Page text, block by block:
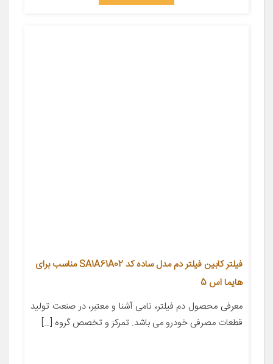
فیلتر کابین فیلتر دم مدل ساده کد SA1A61A02 مناسب برای
هایما اس 5
معرفی محصول دم فیلتر، نامی آشنا و معتبر، در صنعت تولید
قطعات مصرفی خودرو می باشد. تمرکز و تخصص گروه […]